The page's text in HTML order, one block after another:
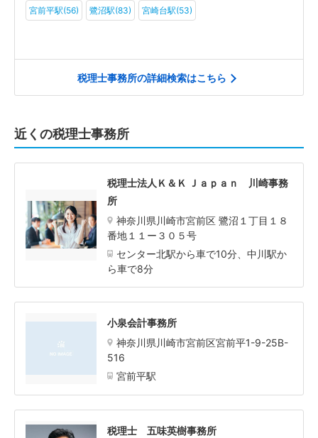
宮前平駅(56) 鷺沼駅(83) 宮崎台駅(53)
税理士事務所の詳細検索はこちら
近くの税理士事務所
税理士法人Ｋ＆Ｋ Ｊａｐａｎ 川崎事務
所
神奈川県川崎市宮前区 鷺沼１丁目１８
番地１１ー３０５号
センター北駅から車で10分、中川駅か
ら車で8分
小泉会計事務所
神奈川県川崎市宮前区宮前平1-9-25B-
516
宮前平駅
税理士 五味英樹事務所